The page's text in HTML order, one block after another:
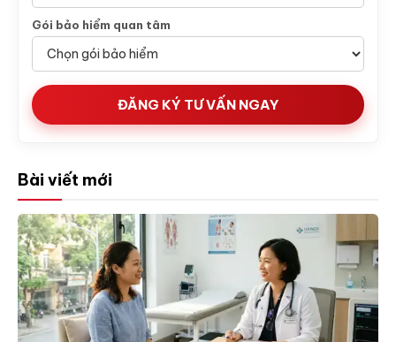
Gói bảo hiểm quan tâm
ĐĂNG KÝ TƯ VẤN NGAY
Bài viết mới